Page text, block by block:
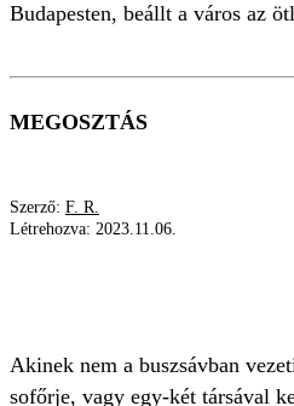
Budapesten, beállt a város az
MEGOSZTÁS
Szerző: F. R.
Létrehozva: 2023.11.06.
Akinek nem a buszsávban
sofőrje, vagy egy-két társával